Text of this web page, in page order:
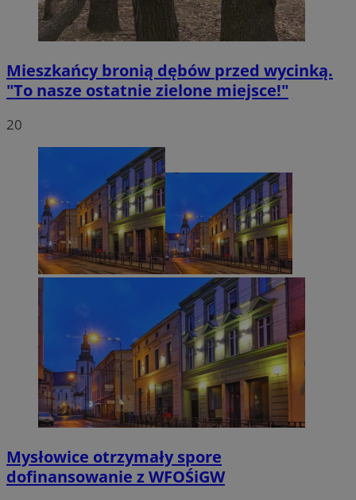
Mieszkańcy bronią dębów przed wycinką.
"To nasze ostatnie zielone miejsce!"
20
Mysłowice otrzymały spore
dofinansowanie z WFOŚiGW